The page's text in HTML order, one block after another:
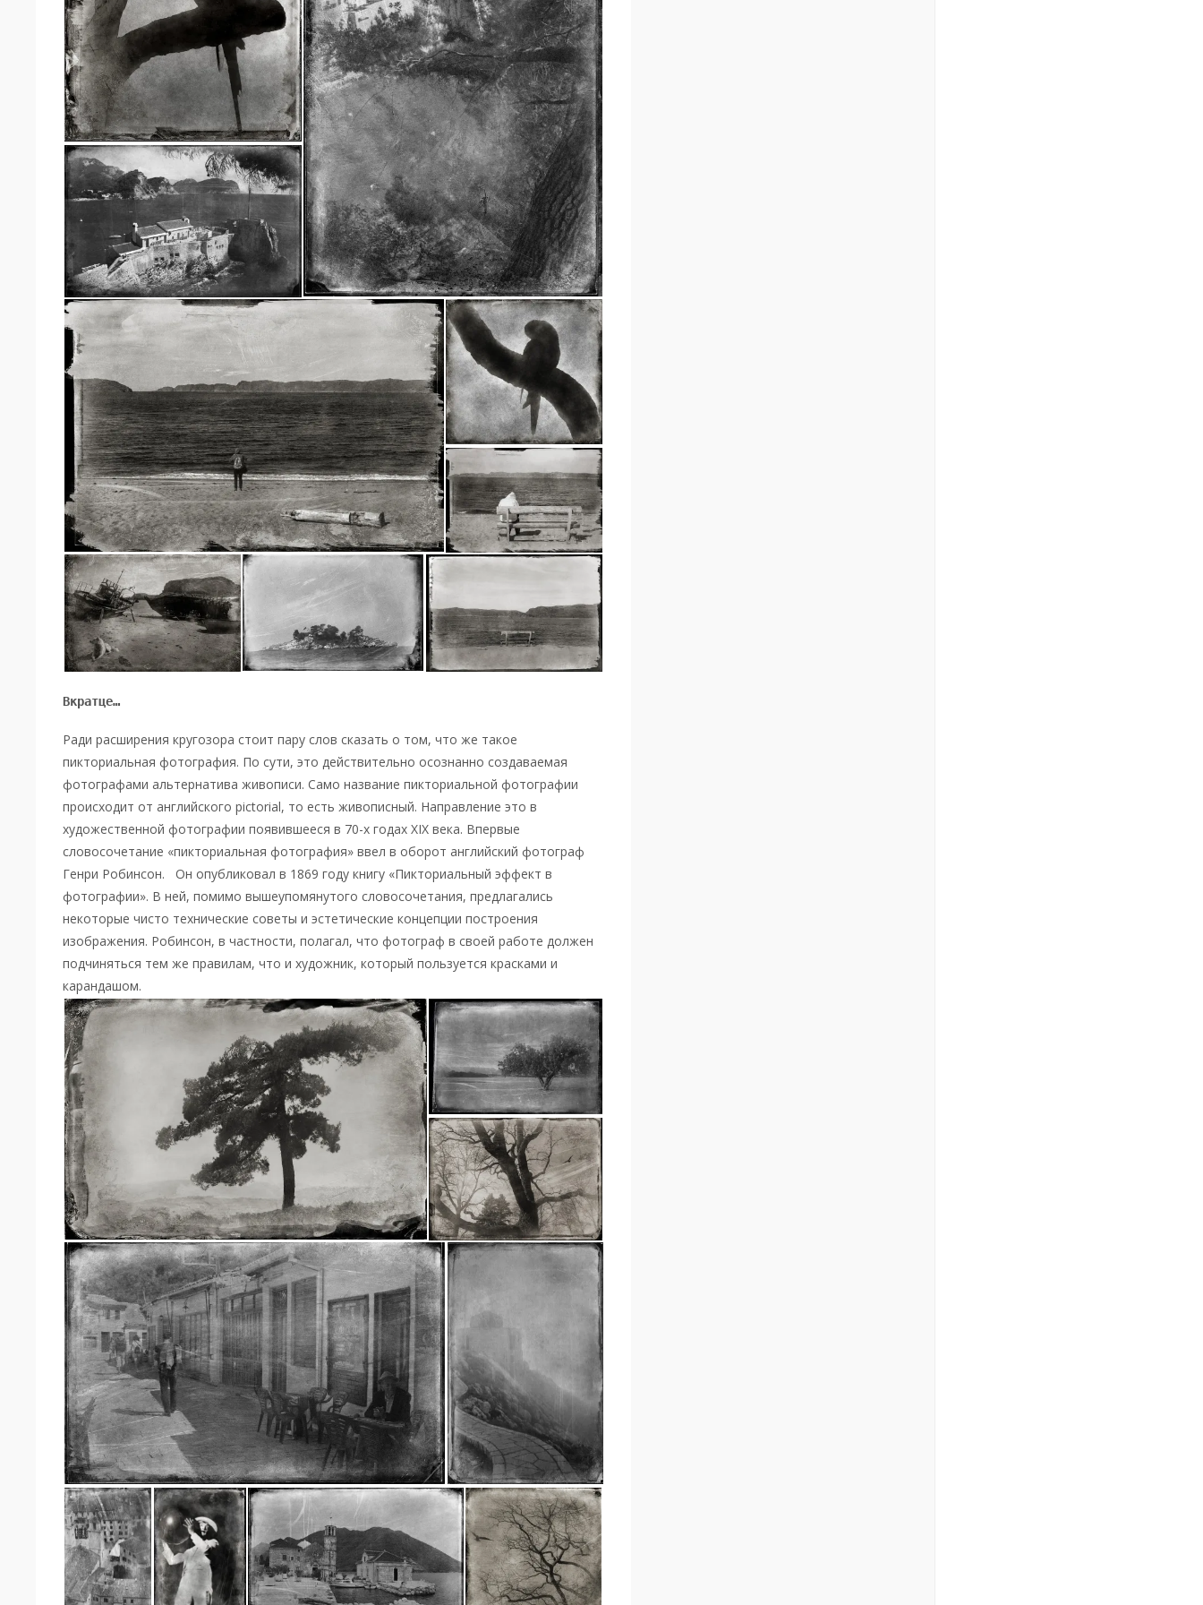
Вкратце…
Ради расширения кругозора стоит пару слов сказать о том, что же такое
пикториальная фотография. По сути, это действительно осознанно создаваемая
фотографами альтернатива живописи. Само название пикториальной фотографии
происходит от английского pictorial, то есть живописный. Направление это в
художественной фотографии появившееся в 70-х годах XIX века. Впервые
словосочетание «пикториальная фотография» ввел в оборот английский фотограф
Генри Робинсон. Он опубликовал в 1869 году книгу «Пикториальный эффект в
фотографии». В ней, помимо вышеупомянутого словосочетания, предлагались
некоторые чисто технические советы и эстетические концепции построения
изображения. Робинсон, в частности, полагал, что фотограф в своей работе должен
подчиняться тем же правилам, что и художник, который пользуется красками и
карандашом.